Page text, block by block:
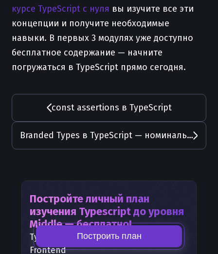
курсе TypeScript с нуля вы изучите все эти
концепции и получите необходимые
навыки. В первых 3 модулях уже доступно
бесплатное содержание — начните
погружаться в TypeScript прямо сегодня.
const assertions в TypeScript
Branded Types в TypeScript — номинальная типизация
Постройте личный план
изучения Typescriptдо уровня
Middle — бесплатно!
Typescript
— часть карты развития
Frontend
Построить план